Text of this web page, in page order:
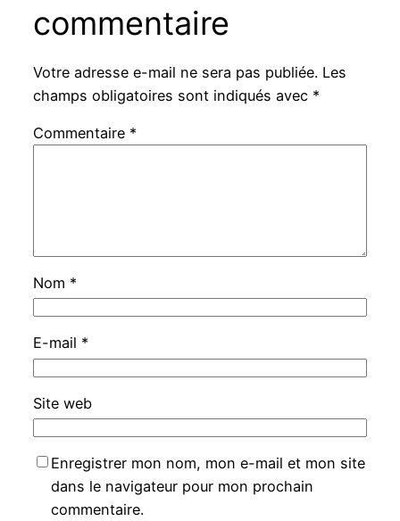
commentaire
Votre adresse e-mail ne sera pas publiée. Les
champs obligatoires sont indiqués avec *
Commentaire *
Nom *
E-mail *
Site web
Enregistrer mon nom, mon e-mail et mon site
dans le navigateur pour mon prochain
commentaire.